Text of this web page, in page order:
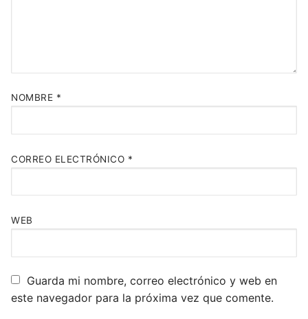
NOMBRE *
CORREO ELECTRÓNICO *
WEB
Guarda mi nombre, correo electrónico y web en
este navegador para la próxima vez que comente.